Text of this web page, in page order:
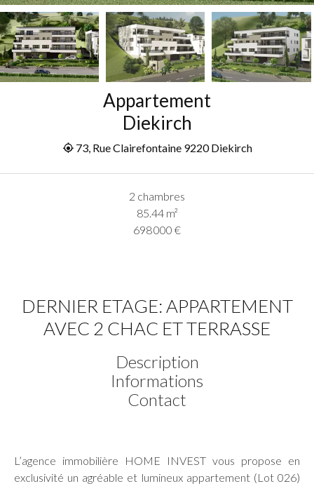
Appartement
Diekirch
73, Rue Clairefontaine 9220 Diekirch
2 chambres
85.44m²
698 000 €
DERNIER ETAGE: APPARTEMENT
AVEC 2 CHAC ET TERRASSE
Description
Informations
Contact
L’agence immobilière HOME INVEST vous propose en
exclusivité un agréable et lumineux appartement (Lot 026)